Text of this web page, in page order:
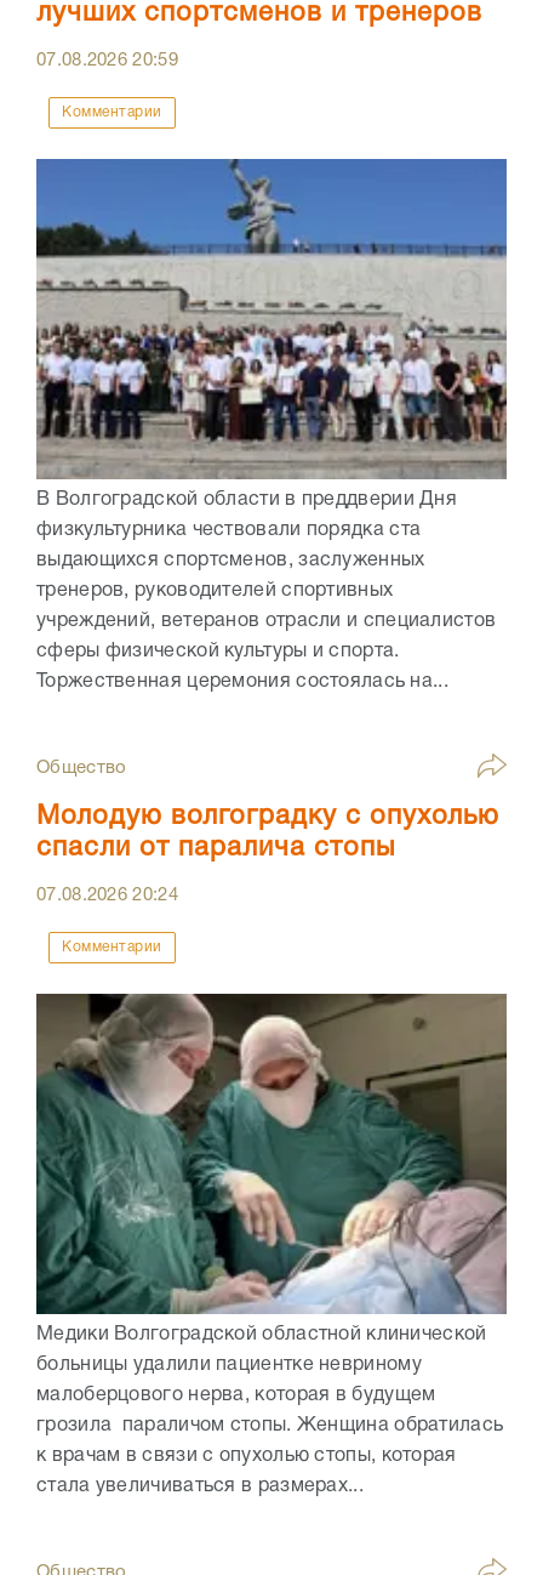
лучших спортсменов и тренеров
07.08.202620:59
Комментарии
В Волгоградской области в преддверии Дня
физкультурника чествовали порядка ста
выдающихся спортсменов, заслуженных
тренеров, руководителей спортивных
учреждений, ветеранов отрасли и специалистов
сферы физической культуры и спорта.
Торжественная церемония состоялась на...
Общество
Молодую волгоградку с опухолью
спасли от паралича стопы
07.08.202620:24
Комментарии
Медики Волгоградской областной клинической
больницы удалили пациентке невриному
малоберцового нерва, которая в будущем
грозила параличом стопы. Женщина обратилась
к врачам в связи с опухолью стопы, которая
стала увеличиваться в размерах...